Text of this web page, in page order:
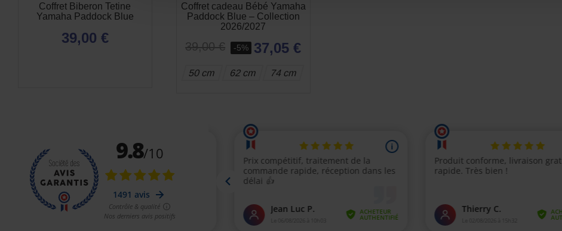
Coffret Biberon Tetine
Yamaha Paddock Blue
39,00 €
Coffret cadeau Bébé Yamaha
Paddock Blue – Collection
2026/2027
39,00 € -5% 37,05 €
50 cm 62 cm 74 cm